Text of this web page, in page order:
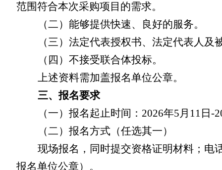
范围符合本次采购项目的需求。
（二） 能够提供快速、良好的服务。
（三）法定代表授权书、法定代表人
（四）不接受联合体投标。
上述资料需加盖报名单位公章。
三、报名要求
（一）报名起止时间： 2026年5月 11 日 -
（二）报名方式（任选其一）
现场报名，同时提交资格证明材料；电
报名单位公章）。